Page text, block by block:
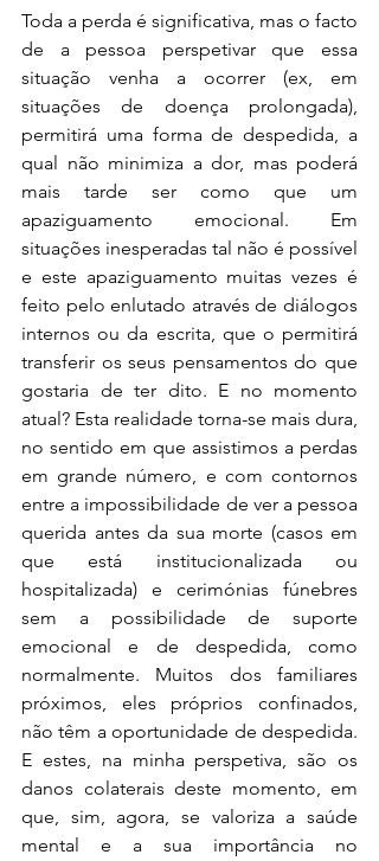
Toda a perda é significativa, mas o facto
de a pessoa perspetivar que essa
situação venha a ocorrer (ex, em
situações de doença prolongada),
permitirá uma forma de despedida, a
qual não minimiza a dor, mas poderá
mais tarde ser como que um
apaziguamento emocional. Em
situações inesperadas tal não é possível
e este apaziguamento muitas vezes é
feito pelo enlutado através de diálogos
internos ou da escrita, que o permitirá
transferir os seus pensamentos do que
gostaria de ter dito. E no momento
atual? Esta realidade torna-se mais dura,
no sentido em que assistimos a perdas
em grande número, e com contornos
entre a impossibilidade de ver a pessoa
querida antes da sua morte (casos em
que está institucionalizada ou
hospitalizada) e cerimónias fúnebres
sem a possibilidade de suporte
emocional e de despedida, como
normalmente. Muitos dos familiares
próximos, eles próprios confinados,
não têm a oportunidade de despedida.
E estes, na minha perspetiva, são os
danos colaterais deste momento, em
que, sim, agora, se valoriza a saúde
mental e a sua importância no